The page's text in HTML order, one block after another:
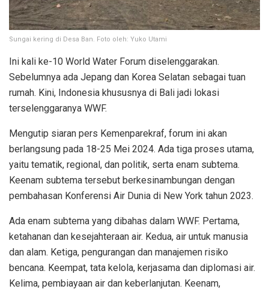
Sungai kering di Desa Ban. Foto oleh: Yuko Utami
Ini kali ke-10 World Water Forum diselenggarakan.
Sebelumnya ada Jepang dan Korea Selatan sebagai tuan
rumah. Kini, Indonesia khususnya di Bali jadi lokasi
terselenggaranya WWF.
Mengutip siaran pers Kemenparekraf, forum ini akan
berlangsung pada 18-25 Mei 2024. Ada tiga proses utama,
yaitu tematik, regional, dan politik, serta enam subtema.
Keenam subtema tersebut berkesinambungan dengan
pembahasan Konferensi Air Dunia di New York tahun 2023.
Ada enam subtema yang dibahas dalam WWF. Pertama,
ketahanan dan kesejahteraan air. Kedua, air untuk manusia
dan alam. Ketiga, pengurangan dan manajemen risiko
bencana. Keempat, tata kelola, kerjasama dan diplomasi air.
Kelima, pembiayaan air dan keberlanjutan. Keenam,